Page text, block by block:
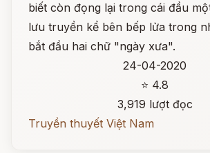
biết còn đọng lại trong cái đầu
lưu truyền kể bên bếp lửa trong
bắt đầu hai chữ "ngày xưa".
24-04-2020
⭐ 4.8
3,919 lượt đọc
Truyền thuyết Việt Nam